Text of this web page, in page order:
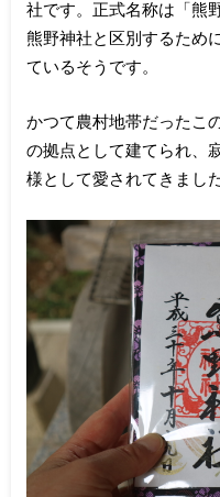
社です。正式名称は「熊
熊野神社と区別するため
ているそうです。
かつて農村地帯だったこ
の拠点として建てられ、
様として愛されてきました